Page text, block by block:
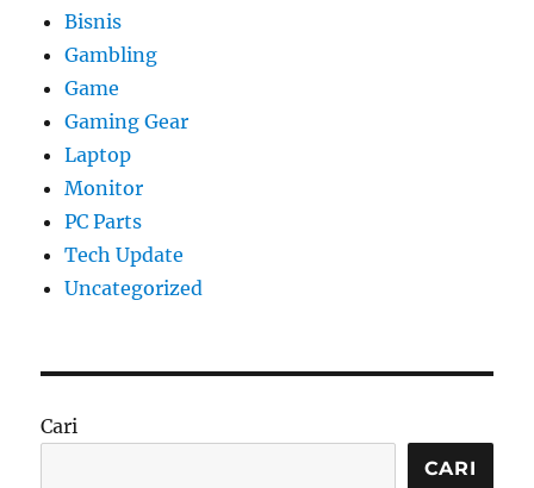
Bisnis
Gambling
Game
Gaming Gear
Laptop
Monitor
PC Parts
Tech Update
Uncategorized
Cari
CARI